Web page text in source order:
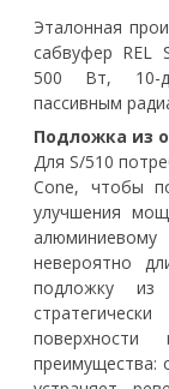
Эталонная
сабвуфер REL
500 Вт, 10-
пассивным
Подложка из
Для S/510
Cone, чтобы
улучшения
невероятно
подложку из
преимущества: